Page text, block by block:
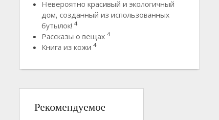
Невероятно красивый и экологичный
дом, созданный из использованных
бутылок! 4
Рассказы о вещах 4
Книга из кожи 4
Рекомендуемое